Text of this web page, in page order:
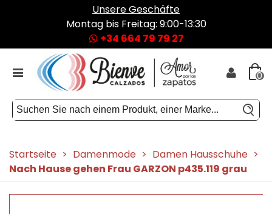
Unsere Geschäfte
Montag bis Freitag: 9:00-13:30
+34 664 79 79 27
0
Startseite > Damenmode > Damen Hausschuhe >
Nach Hause gehen Frau GARZON p435.119 grau